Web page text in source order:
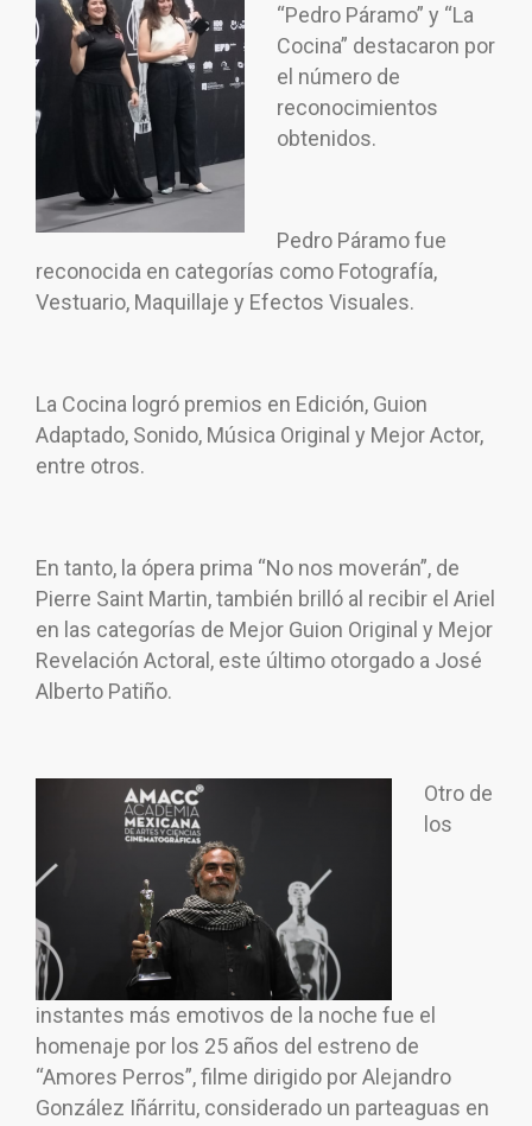
“Pedro Páramo” y “La
Cocina” destacaron por
el número de
reconocimientos
obtenidos.
Pedro Páramo fue
reconocida en categorías como Fotografía,
Vestuario, Maquillaje y Efectos Visuales.
La Cocina logró premios en Edición, Guion
Adaptado, Sonido, Música Original y Mejor Actor,
entre otros.
En tanto, la ópera prima “No nos moverán”, de
Pierre Saint Martin, también brilló al recibir el Ariel
en las categorías de Mejor Guion Original y Mejor
Revelación Actoral, este último otorgado a José
Alberto Patiño.
Otro de
los
instantes más emotivos de la noche fue el
homenaje por los 25 años del estreno de
“Amores Perros”, filme dirigido por Alejandro
González Iñárritu, considerado un parteaguas en